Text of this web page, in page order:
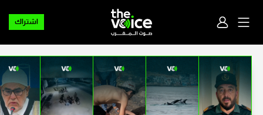
اشتراك